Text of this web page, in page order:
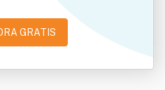
GRATIS